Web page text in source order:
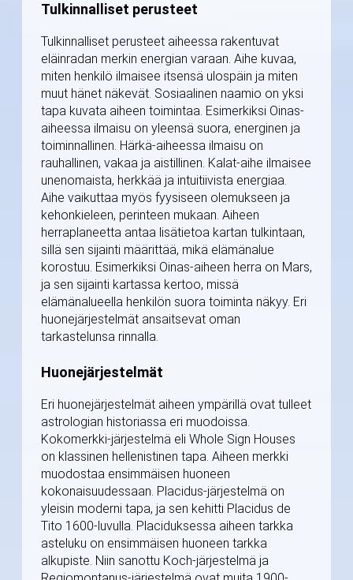
Tulkinnalliset perusteet
Tulkinnalliset perusteet aiheessa rakentuvat
eläinradan merkin energian varaan. Aihe kuvaa,
miten henkilö ilmaisee itsensä ulospäin ja miten
muut hänet näkevät. Sosiaalinen naamio on yksi
tapa kuvata aiheen toimintaa. Esimerkiksi Oinas-
aiheessa ilmaisu on yleensä suora, energinen ja
toiminnallinen. Härkä-aiheessa ilmaisu on
rauhallinen, vakaa ja aistillinen. Kalat-aihe ilmaisee
unenomaista, herkkää ja intuitiivista energiaa.
Aihe vaikuttaa myös fyysiseen olemukseen ja
kehonkieleen, perinteen mukaan. Aiheen
herraplaneetta antaa lisätietoa kartan tulkintaan,
sillä sen sijainti määrittää, mikä elämänalue
korostuu. Esimerkiksi Oinas-aiheen herra on Mars,
ja sen sijainti kartassa kertoo, missä
elämänalueella henkilön suora toiminta näkyy. Eri
huonejärjestelmät ansaitsevat oman
tarkastelunsa rinnalla.
Huonejärjestelmät
Eri huonejärjestelmät aiheen ympärillä ovat tulleet
astrologian historiassa eri muodoissa.
Kokomerkki-järjestelmä eli Whole Sign Houses
on klassinen hellenistinen tapa. Aiheen merkki
muodostaa ensimmäisen huoneen
kokonaisuudessaan. Placidus-järjestelmä on
yleisin moderni tapa, ja sen kehitti Placidus de
Tito 1600-luvulla. Placiduksessa aiheen tarkka
asteluku on ensimmäisen huoneen tarkka
alkupiste. Niin sanottu Koch-järjestelmä ja